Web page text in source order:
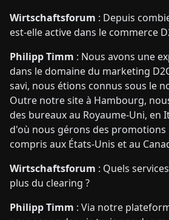
Wirtschaftsforum : Depuis
est-elle active dans le commerce
Philipp Timm : Nous avons une
dans le domaine du marketing
savi, nous étions connus sous le
Outre notre site à Hambourg,
des bureaux au Royaume-Uni, en
d'où nous gérons des promotions
compris aux États-Unis et au
Wirtschaftsforum : Quels
plus du clearing ?
Philipp Timm : Via notre